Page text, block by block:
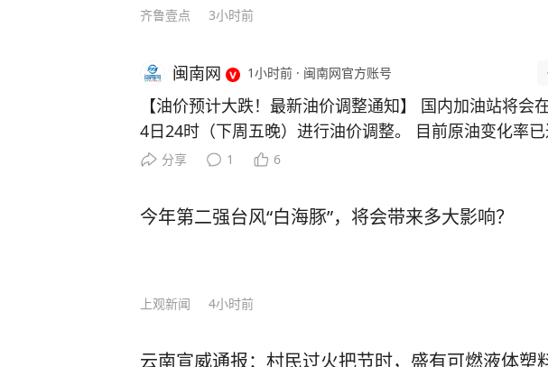
齐鲁壹点 3小时前
闽南网 1小时前 · 闽南网官方账号
【油价预计大跌！最新油价调整通知】 国内加油站将会
4日24时（下周五晚）进行油价调整。 目前原油变化率已达到-
9.57%，预计下调油价395元/吨。根据目前的预期跌幅，
仍有5个统计日，变数尚存，如果后续国际原油快速反弹
当前的预跌幅度将会收窄，最终能否落地、下调多少，一
分享 1 6
今年第二强台风“白海豚”，将会带来多大影响？
上观新闻 4小时前
云南宣威通报：村民过火把节时，盛有可燃液体塑